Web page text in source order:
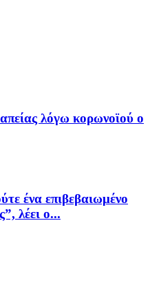
λόγω κορωνοϊού ο
ένα επιβεβαιωμένο
λέει ο...